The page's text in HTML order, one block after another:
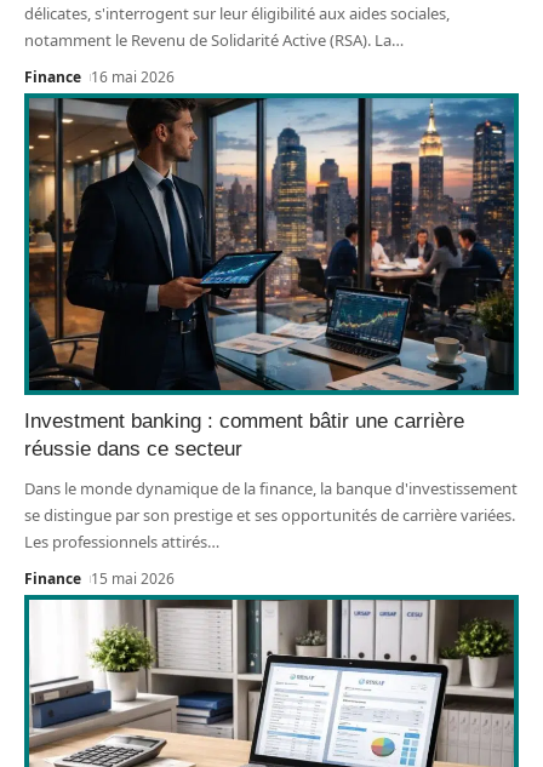
délicates, s'interrogent sur leur éligibilité aux aides sociales,
notamment le Revenu de Solidarité Active (RSA). La…
Finance 16 mai 2026
Investment banking : comment bâtir une carrière
réussie dans ce secteur
Dans le monde dynamique de la finance, la banque d'investissement
se distingue par son prestige et ses opportunités de carrière variées.
Les professionnels attirés…
Finance 15 mai 2026